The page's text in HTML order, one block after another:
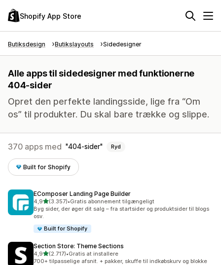
Shopify App Store
Butiksdesign Butikslayouts Sidedesigner
Alle apps til sidedesigner med funktionerne
404-sider
Opret den perfekte landingsside, lige fra “Om
os” til produkter. Du skal bare trække og slippe.
370 apps med 404-sider Ryd
Built for Shopify
EComposer Landing Page Builder
4,9ud af 5 stjerner
(3.357)
3357 anmeldelser i alt
•Gratis abonnement tilgængeligt
Byg sider, der øger dit salg – fra startsider og produktsider til blogs
osv.
Built for Shopify
Section Store: Theme Sections
4,9ud af 5 stjerner
(2.717)
2717 anmeldelser i alt
•Gratis at installere
700+ tilpasselige afsnit. + pakker, skuffe til indkøbskurv og blokke